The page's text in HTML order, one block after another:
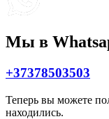
Мы в
+37378503503
Теперь вы можете
находились.